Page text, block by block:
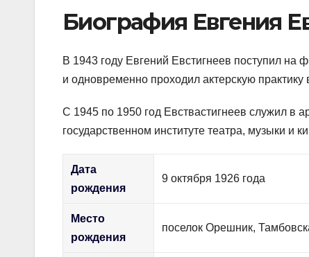
Биография Евгения
В 1943 году Евгений Евстигнеев поступил на
и одновременно проходил актерскую
С 1945 по 1950 год Евствастигнеев служил в
государственном институте театра, музыки и
Дата
рождения
9 октября 1926 года
Место
рождения
поселок Орешник,